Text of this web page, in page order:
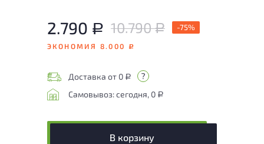
2.790 Р 10.790Р -75%
ЭКОНОМИЯ 8.000 Р
Доставка от 0 Р
Самовывоз: сегодня, 0 Р
В корзину